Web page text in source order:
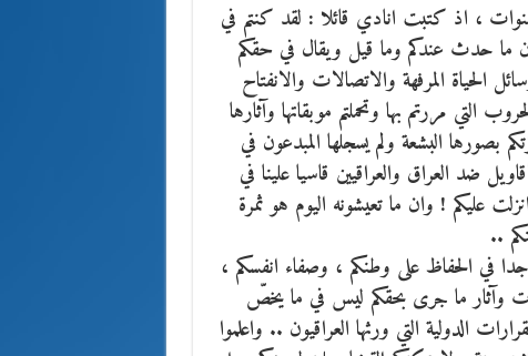
، اذ كتبت انادي قائلا : لقد كنتم في
ما حدث عندكم وما قيل ويقال في حقكم
المرفهة والاتصالات والانفتاح
التي مررتم بها وتحملتم موبقاتها وآثارها
بصورها البشعة ولم يسجلها المبدعون في
ضد العراق والعراقيين قاسيا علينا في
عليكم ! وان ما تعيشونه اليوم هو ثمرة
..
جدا في الحفاظ على وطنكم ، وصفاء انفسكم ،
وآثار ما جرى بحقكم ليس في ما يخصّ
الدولية التي ورثها العراقيون .. واعلموا